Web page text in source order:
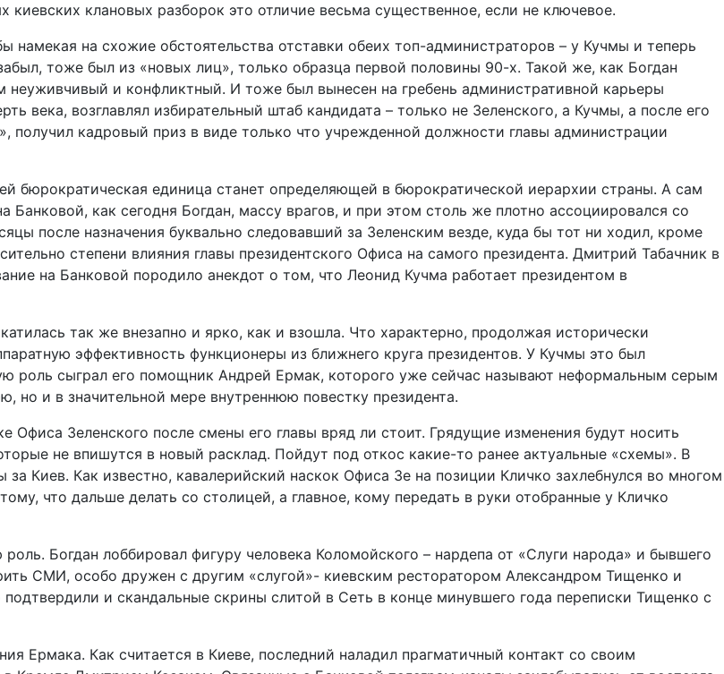
клановых разборок это отличие весьма существенное, если не ключевое.
на схожие обстоятельства отставки обеих топ-администраторов – у Кучмы и теперь
тоже был из «новых лиц», только образца первой половины 90-х. Такой же, как Богдан
и конфликтный. И тоже был вынесен на гребень административной карьеры
века, возглавлял избирательный штаб кандидата – только не Зеленского, а Кучмы, а после его
получил кадровый приз в виде только что учрежденной должности главы администрации
бюрократическая единица станет определяющей в бюрократической иерархии страны. А сам
как сегодня Богдан, массу врагов, и при этом столь же плотно ассоциировался со
после назначения буквально следовавший за Зеленским везде, куда бы тот ни ходил, кроме
степени влияния главы президентского Офиса на самого президента. Дмитрий Табачник в
на Банковой породило анекдот о том, что Леонид Кучма работает президентом в
так же внезапно и ярко, как и взошла. Что характерно, продолжая исторически
эффективность функционеры из ближнего круга президентов. У Кучмы это был
роль сыграл его помощник Андрей Ермак, которого уже сейчас называют неформальным серым
и в значительной мере внутреннюю повестку президента.
Офиса Зеленского после смены его главы вряд ли стоит. Грядущие изменения будут носить
не впишутся в новый расклад. Пойдут под откос какие-то ранее актуальные «схемы». В
Киев. Как известно, кавалерийский наскок Офиса Зе на позиции Кличко захлебнулся во многом
что дальше делать со столицей, а главное, кому передать в руки отобранные у Кличко
Богдан лоббировал фигуру человека Коломойского – нардепа от «Слуги народа» и бывшего
СМИ, особо дружен с другим «слугой»- киевским ресторатором Александром Тищенко и
и скандальные скрины слитой в Сеть в конце минувшего года переписки Тищенко с
Ермака. Как считается в Киеве, последний наладил прагматичный контакт со своим